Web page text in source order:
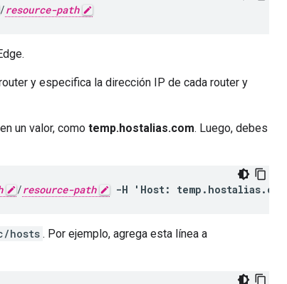
/resource-path
y especifica la dirección IP de cada router y
un valor, como temp.hostalias.com. Luego, debes
/resource-path -H 'Host: temp.hostalias.com'
hosts . Por ejemplo, agrega esta línea a